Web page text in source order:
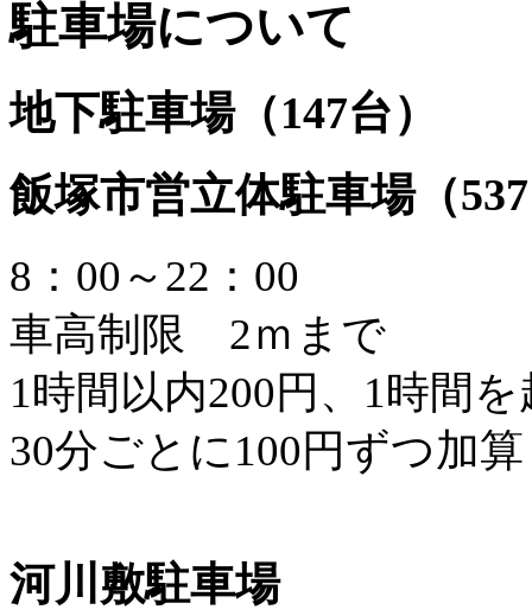
駐車場について
地下駐車場（147台）
飯塚市営立体駐車場（
8：00～22：00
車高制限 2ｍまで
1時間以内200円、1時間
30分ごとに100円ずつ加
河川敷駐車場